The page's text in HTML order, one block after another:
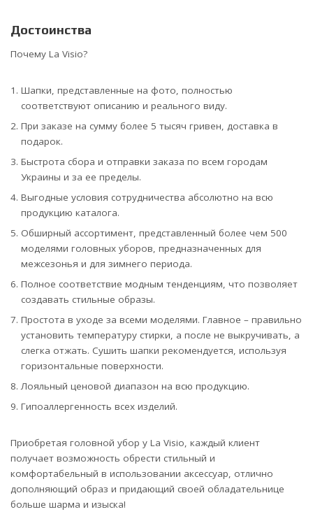
Достоинства
Почему La Visio?
Шапки, представленные на фото, полностью
соответствуют описанию и реального виду.
При заказе на сумму более 5 тысяч гривен, доставка в
подарок.
Быстрота сбора и отправки заказа по всем городам
Украины и за ее пределы.
Выгодные условия сотрудничества абсолютно на всю
продукцию каталога.
Обширный ассортимент, представленный более чем 500
моделями головных уборов, предназначенных для
межсезонья и для зимнего периода.
Полное соответствие модным тенденциям, что позволяет
создавать стильные образы.
Простота в уходе за всеми моделями. Главное – правильно
установить температуру стирки, а после не выкручивать, а
слегка отжать. Сушить шапки рекомендуется, используя
горизонтальные поверхности.
Лояльный ценовой диапазон на всю продукцию.
Гипоаллергенность всех изделий.
Приобретая головной убор у La Visio, каждый клиент
получает возможность обрести стильный и
комфортабельный в использовании аксессуар, отлично
дополняющий образ и придающий своей обладательнице
больше шарма и изыска!